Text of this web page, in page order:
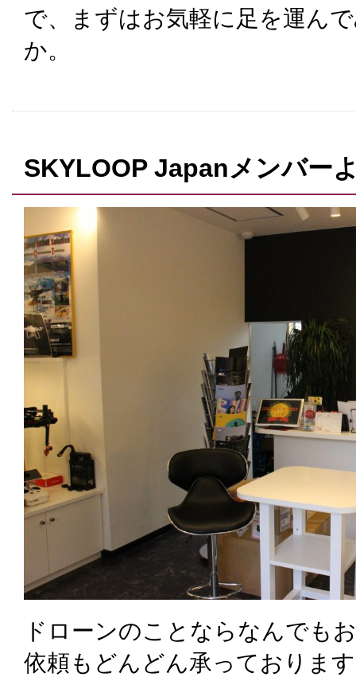
で、まずはお気軽に足を運ん
か。
SKYLOOP Japanメンバー
ドローンのことならなんでも
依頼もどんどん承っておりま